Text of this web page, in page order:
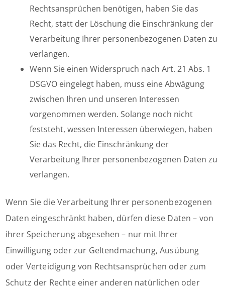
Rechtsansprüchen benötigen, haben Sie das
Recht, statt der Löschung die Einschränkung der
Verarbeitung Ihrer personenbezogenen Daten zu
verlangen.
Wenn Sie einen Widerspruch nach Art. 21 Abs. 1
DSGVO eingelegt haben, muss eine Abwägung
zwischen Ihren und unseren Interessen
vorgenommen werden. Solange noch nicht
feststeht, wessen Interessen überwiegen, haben
Sie das Recht, die Einschränkung der
Verarbeitung Ihrer personenbezogenen Daten zu
verlangen.
Wenn Sie die Verarbeitung Ihrer personenbezogenen
Daten eingeschränkt haben, dürfen diese Daten – von
ihrer Speicherung abgesehen – nur mit Ihrer
Einwilligung oder zur Geltendmachung, Ausübung
oder Verteidigung von Rechtsansprüchen oder zum
Schutz der Rechte einer anderen natürlichen oder